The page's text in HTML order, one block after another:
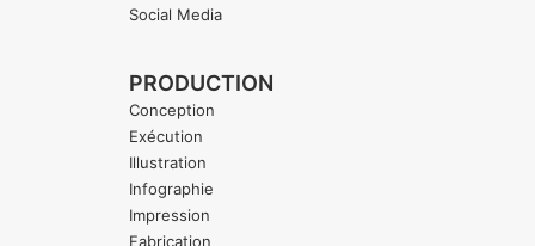
Social Media
PRODUCTION
Conception
Exécution
Illustration
Infographie
Impression
Fabrication